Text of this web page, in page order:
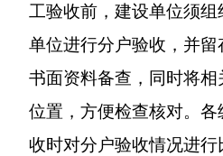
工验收前，建设单位须
单位进行分户验收，并
书面资料备查，同时将
位置，方便检查核对。
收时对分户验收情况进